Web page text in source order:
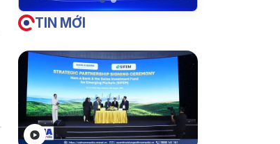
TIN MỚI